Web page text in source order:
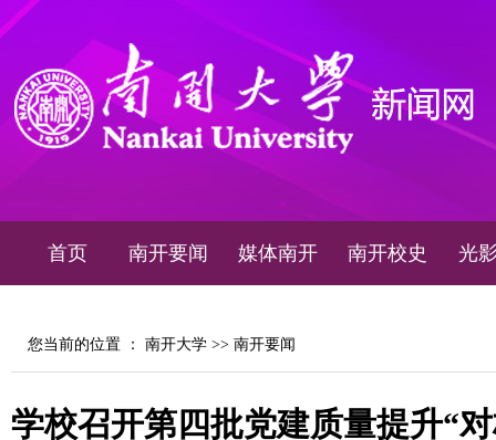
首页 南开要闻 媒体南开 南开校史 光
您当前的位置 ： 南开大学 >> 南开要闻
学校召开第四批党建质量提升“